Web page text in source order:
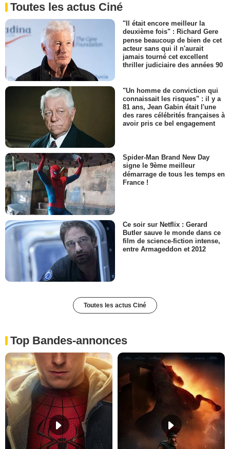
Toutes les actus Ciné
"Il était encore meilleur la
deuxième fois" : Richard Gere
pense beaucoup de bien de cet
acteur sans qui il n'aurait
jamais tourné cet excellent
thriller judiciaire des années 90
"Un homme de conviction qui
connaissait les risques" : il y a
81 ans, Jean Gabin était l'une
des rares célébrités françaises à
avoir pris ce bel engagement
Spider-Man Brand New Day
signe le 9ème meilleur
démarrage de tous les temps en
France !
Ce soir sur Netflix : Gerard
Butler sauve le monde dans ce
film de science-fiction intense,
entre Armageddon et 2012
Toutes les actus Ciné
Top Bandes-annonces